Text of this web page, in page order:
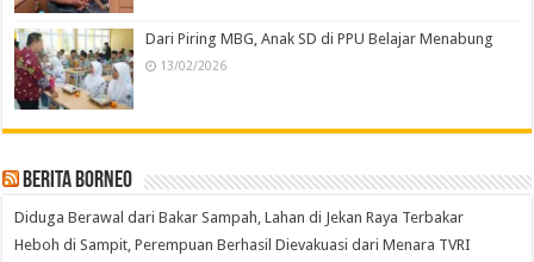
Dari Piring MBG, Anak SD di PPU Belajar Menabung
13/02/2026
Berita Borneo
Diduga Berawal dari Bakar Sampah, Lahan di Jekan Raya Terbakar
Heboh di Sampit, Perempuan Berhasil Dievakuasi dari Menara TVRI